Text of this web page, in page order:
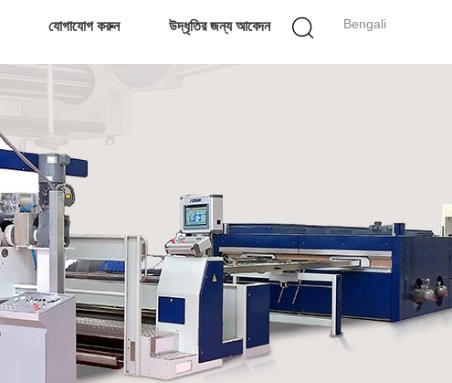
Bengali
যোগাযোগ করুন উদ্ধৃতির জন্য আবেদন